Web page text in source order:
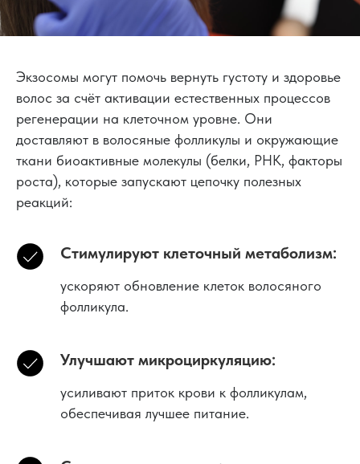
Экзосомы могут помочь вернуть густоту и здоровье
волос за счёт активации естественных процессов
регенерации на клеточном уровне. Они
доставляют в волосяные фолликулы и окружающие
ткани биоактивные молекулы (белки, РНК, факторы
роста), которые запускают цепочку полезных
реакций:
Стимулируют клеточный метаболизм:
ускоряют обновление клеток волосяного
фолликула.
Улучшают микроциркуляцию:
усиливают приток крови к фолликулам,
обеспечивая лучшее питание.